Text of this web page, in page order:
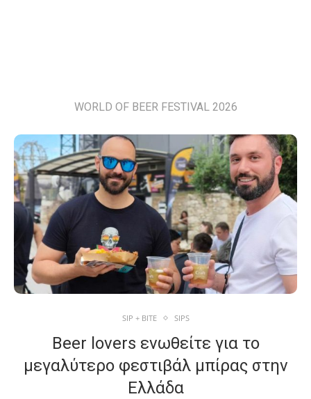
WORLD OF BEER FESTIVAL 2026
SIP + BITE SIPS
Beer lovers ενωθείτε για το
μεγαλύτερο φεστιβάλ μπίρας στην
Ελλάδα